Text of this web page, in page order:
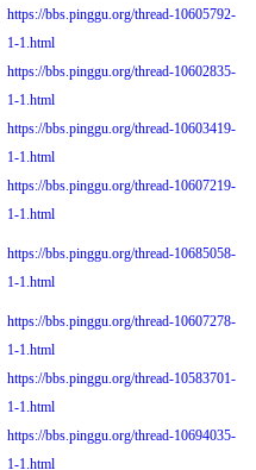
https://bbs.pinggu.org/thread-10605792-
1-1.html
https://bbs.pinggu.org/thread-10602835-
1-1.html
https://bbs.pinggu.org/thread-10603419-
1-1.html
https://bbs.pinggu.org/thread-10607219-
1-1.html
https://bbs.pinggu.org/thread-10685058-
1-1.html
https://bbs.pinggu.org/thread-10607278-
1-1.html
https://bbs.pinggu.org/thread-10583701-
1-1.html
https://bbs.pinggu.org/thread-10694035-
1-1.html